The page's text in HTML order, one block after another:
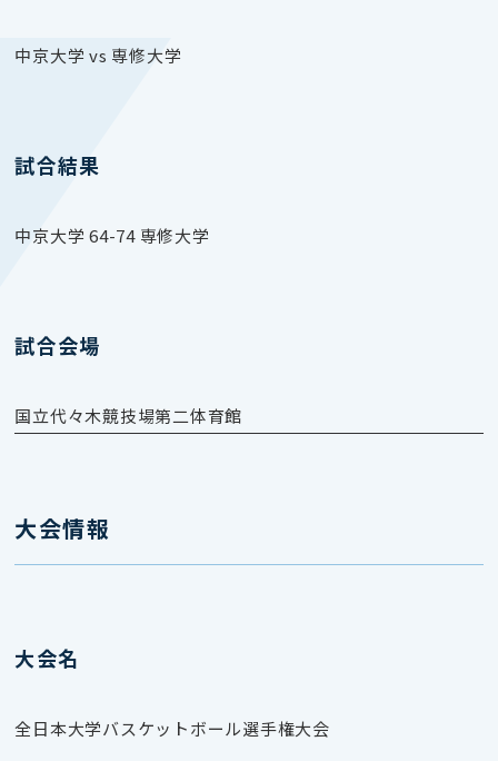
中京大学 vs 専修大学
試合結果
中京大学 64-74 専修大学
試合会場
国立代々木競技場第二体育館
大会情報
大会名
全日本大学バスケットボール選手権大会